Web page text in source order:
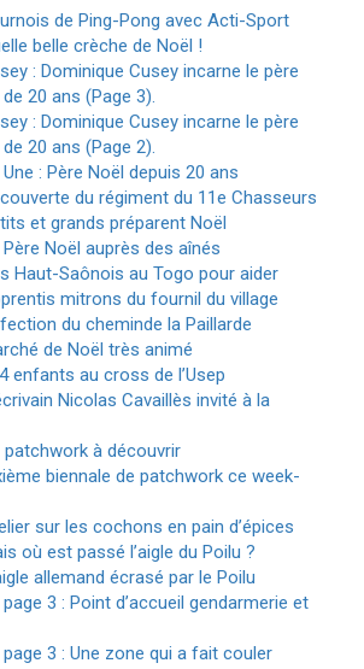
de Ping-Pong avec Acti-Sport
belle crèche de Noël !
: Dominique Cusey incarne le père
20 ans (Page 3).
: Dominique Cusey incarne le père
20 ans (Page 2).
: Père Noël depuis 20 ans
du régiment du 11e Chasseurs
et grands préparent Noël
Noël auprès des aînés
Haut-Saônois au Togo pour aider
mitrons du fournil du village
du cheminde la Paillarde
de Noël très animé
enfants au cross de l’Usep
Nicolas Cavaillès invité à la
patchwork à découvrir
biennale de patchwork ce week-
sur les cochons en pain d’épices
où est passé l’aigle du Poilu ?
allemand écrasé par le Poilu
3 : Point d’accueil gendarmerie et
page 3 : Une zone qui a fait couler